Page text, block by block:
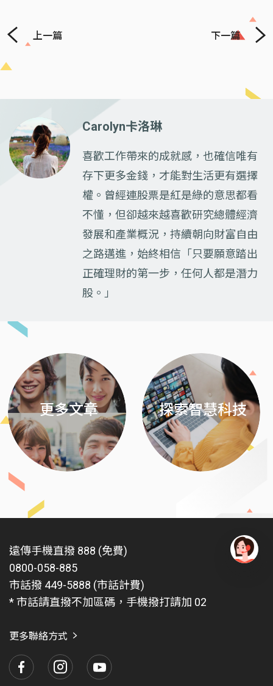
上一篇 下一篇
Carolyn卡洛琳
喜歡工作帶來的成就感，也確信唯有
存下更多金錢，才能對生活更有選擇
權。曾經連股票是紅是綠的意思都看
不懂，但卻越來越喜歡研究總體經濟
發展和產業概況，持續朝向財富自由
之路邁進，始終相信「只要願意踏出
正確理財的第一步，任何人都是潛力
股。」
更多文章 探索智慧科技
遠傳手機直撥 888 (免費)
0800-058-885
市話撥 449-5888 (市話計費)
* 市話請直撥不加區碼，手機撥打請加 02
更多聯絡方式